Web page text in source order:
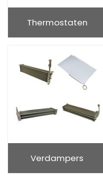
Thermostaten
Verdampers